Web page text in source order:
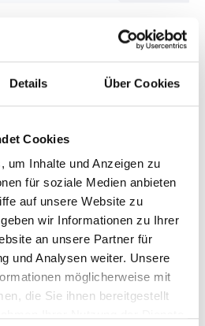
Details Über Cookies
Cookies
um Inhalte und Anzeigen zu
für soziale Medien anbieten
auf unsere Website zu
wir Informationen zu Ihrer
an unsere Partner für
und Analysen weiter. Unsere
möglicherweise mit
die Sie ihnen bereitgestellt
InfiniBand
MQM8790-HS2F
HS2F